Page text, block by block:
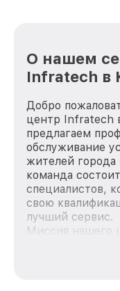
О нашем
Infratech в
Добро
центр Infratech
предлагаем
обслуживание
жителей
команда
специалистов,
свою
лучший сервис.
Миссия нашего
качественный
каждого